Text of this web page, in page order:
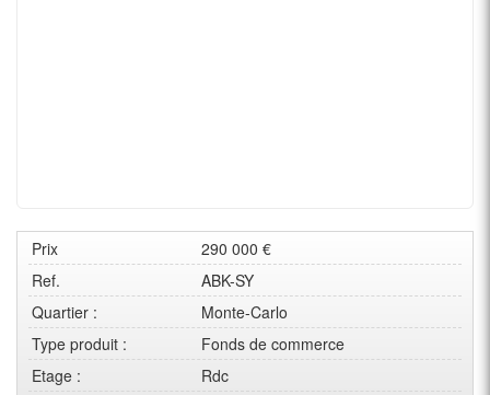
Prix
290 000 €
Ref.
ABK-SY
Quartier :
Monte-Carlo
Type produit :
Fonds de commerce
Etage :
Rdc